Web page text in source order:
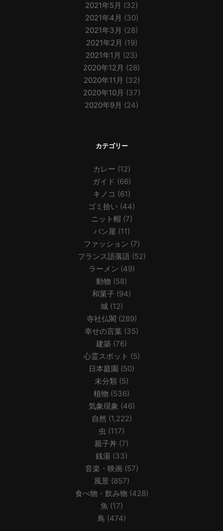
2021年5月 (32)
2021年4月 (30)
2021年3月 (28)
2021年2月 (19)
2021年1月 (23)
2020年12月 (28)
2020年11月 (32)
2020年10月 (37)
2020年9月 (24)
カテゴリー
カレー (12)
ガイド (66)
キノコ (61)
ゴミ拾い (44)
ニット帽 (7)
パン屋 (11)
ファッション (7)
フランス語落語 (52)
ラーメン (49)
動物 (58)
和菓子 (94)
城(12)
寺社仏閣 (289)
幸せの言葉 (35)
建築 (76)
心霊スポット (5)
日本庭園 (50)
未分類 (5)
植物 (536)
気象現象 (46)
自然 (1,222)
虫 (117)
親子丼 (7)
銭湯 (33)
音楽・映画 (57)
風景(857)
食べ物・飲み物 (428)
魚 (17)
鳥 (474)